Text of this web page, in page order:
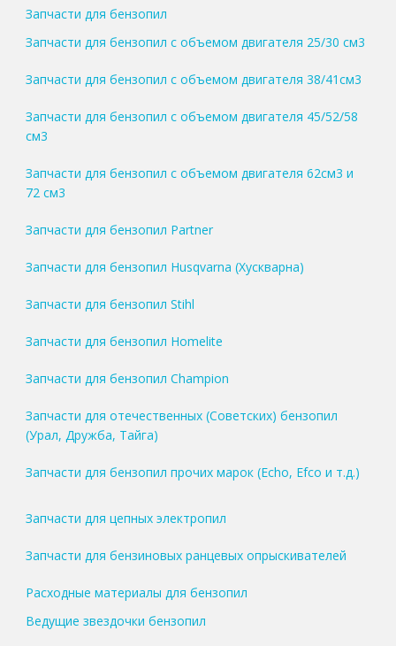
Запчасти для бензопил
Запчасти для бензопил с объемом двигателя 25/30 см3
Запчасти для бензопил с объемом двигателя 38/41см3
Запчасти для бензопил с объемом двигателя 45/52/58
см3
Запчасти для бензопил с объемом двигателя 62см3 и
72 см3
Запчасти для бензопил Partner
Запчасти для бензопил Husqvarna (Хускварна)
Запчасти для бензопил Stihl
Запчасти для бензопил Homelite
Запчасти для бензопил Champion
Запчасти для отечественных (Советских) бензопил
(Урал, Дружба, Тайга)
Запчасти для бензопил прочих марок (Echo, Efco и т.д.)
Запчасти для цепных электропил
Запчасти для бензиновых ранцевых опрыскивателей
Расходные материалы для бензопил
Ведущие звездочки бензопил